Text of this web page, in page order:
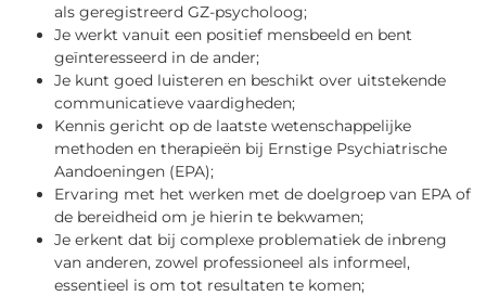
als geregistreerd GZ-psycholoog;
Je werkt vanuit een positief mensbeeld en bent
geïnteresseerd in de ander;
Je kunt goed luisteren en beschikt over uitstekende
communicatieve vaardigheden;
Kennis gericht op de laatste wetenschappelijke
methoden en therapieën bij Ernstige Psychiatrische
Aandoeningen (EPA);
Ervaring met het werken met de doelgroep van EPA of
de bereidheid om je hierin te bekwamen;
Je erkent dat bij complexe problematiek de inbreng
van anderen, zowel professioneel als informeel,
essentieel is om tot resultaten te komen;